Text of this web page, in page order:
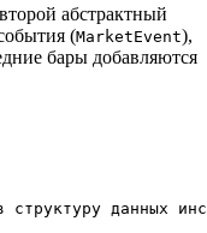
абстрактный
(MarketEvent),
бары добавляются
структуру данных